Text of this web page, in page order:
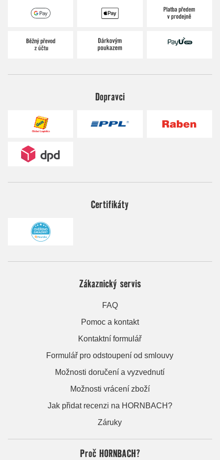
Dopravci
Certifikáty
Zákaznický servis
FAQ
Pomoc a kontakt
Kontaktní formulář
Formulář pro odstoupení od smlouvy
Možnosti doručení a vyzvednutí
Možnosti vrácení zboží
Jak přidat recenzi na HORNBACH?
Záruky
Proč HORNBACH?